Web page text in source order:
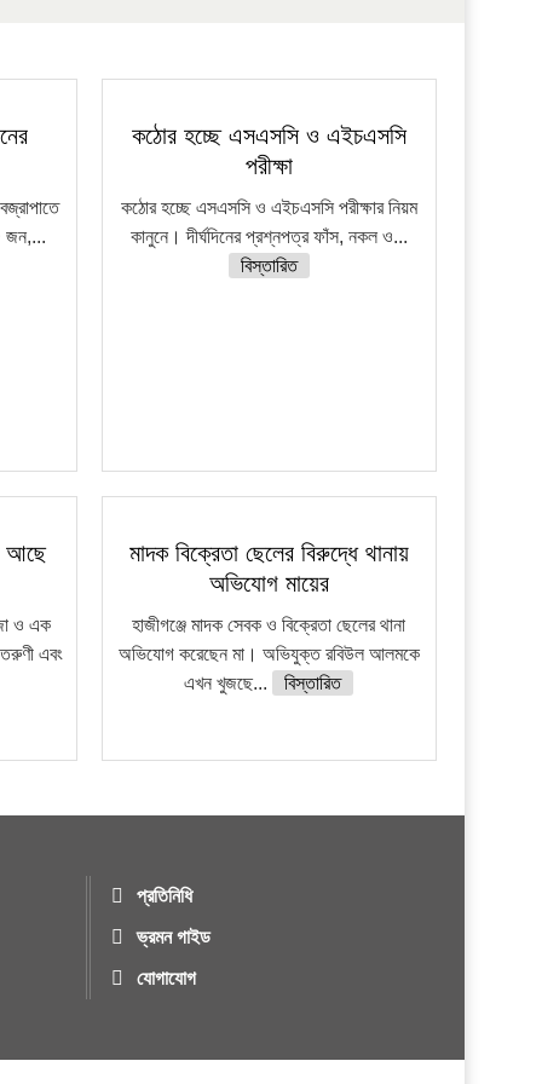
জন,...
কঠোর হচ্ছে এসএসসি ও এইচএসসি
পরীক্ষা
কঠোর হচ্ছে এসএসসি ও এইচএসসি পরীক্ষার নিয়ম
কানুনে। দীর্ঘদিনের প্রশ্নপত্র ফাঁস, নকল ও...
বিস্তারিত
আছে
ও এক
এবং
মাদক বিক্রেতা ছেলের বিরুদ্ধে থানায়
অভিযোগ মায়ের
হাজীগঞ্জে মাদক সেবক ও বিক্রেতা ছেলের থানা
অভিযোগ করেছেন মা। অভিযুক্ত রবিউল আলমকে
এখন খুজছে...
বিস্তারিত
প্রতিনিধি
ভ্রমন গাইড
যোগাযোগ